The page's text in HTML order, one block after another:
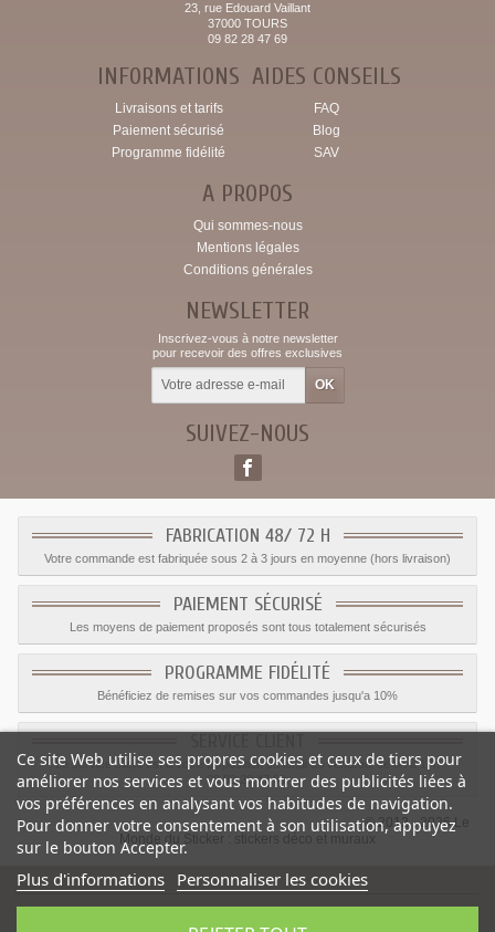
23, rue Edouard Vaillant
37000 TOURS
09 82 28 47 69
INFORMATIONS
Livraisons et tarifs
Paiement sécurisé
Programme fidélité
AIDES CONSEILS
FAQ
Blog
SAV
A PROPOS
Qui sommes-nous
Mentions légales
Conditions générales
NEWSLETTER
Inscrivez-vous à notre newsletter
pour recevoir des offres exclusives
SUIVEZ-NOUS
FABRICATION 48/ 72 H
Votre commande est fabriquée sous 2 à 3 jours en moyenne (hors livraison)
PAIEMENT SÉCURISÉ
Les moyens de paiement proposés sont tous totalement sécurisés
PROGRAMME FIDÉLITÉ
Bénéficiez de remises sur vos commandes jusqu'a 10%
Le service client est a votre disposition du lundi au vendredi de 8h à 17h
09.82.28.47.69.
© 2012 - 2026 Le
Monde du Sticker :
stickers déco et muraux
Ce site Web utilise ses propres cookies et ceux de tiers pour
améliorer nos services et vous montrer des publicités liées à
vos préférences en analysant vos habitudes de navigation.
Pour donner votre consentement à son utilisation, appuyez
sur le bouton Accepter.
Plus d'informations Personnaliser les cookies